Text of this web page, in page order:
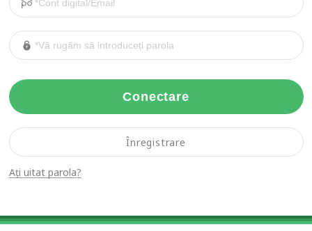
Conectare
Ați uitat parola?
Înregistrare